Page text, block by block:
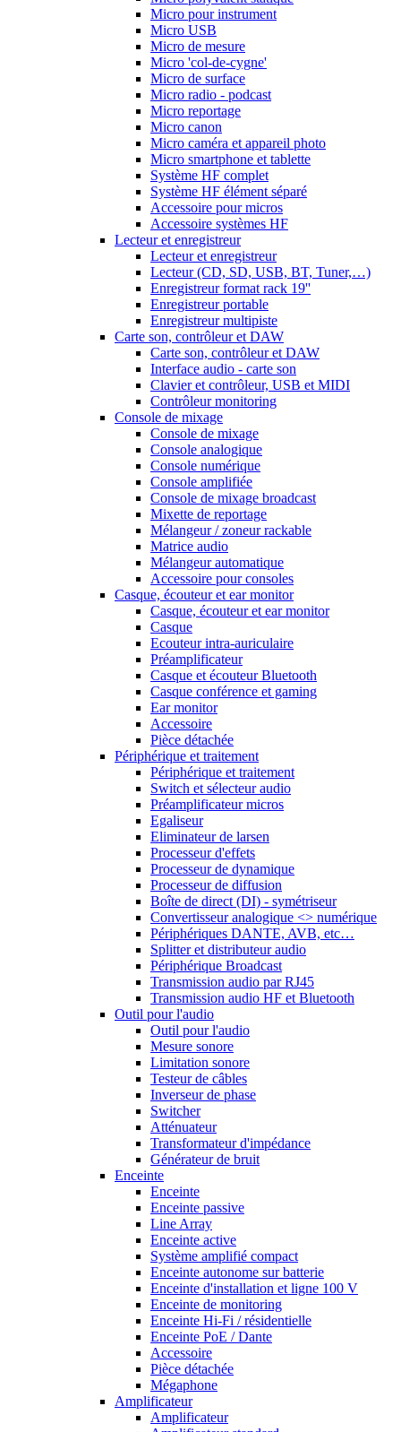
Micro pour instrument
Micro USB
Micro de mesure
Micro 'col-de-cygne'
Micro de surface
Micro radio - podcast
Micro reportage
Micro canon
Micro caméra et appareil photo
Micro smartphone et tablette
Système HF complet
Système HF élément séparé
Accessoire pour micros
Accessoire systèmes HF
Lecteur et enregistreur
Lecteur et enregistreur
Lecteur (CD, SD, USB, BT, Tuner,…)
Enregistreur format rack 19''
Enregistreur portable
Enregistreur multipiste
Carte son, contrôleur et DAW
Carte son, contrôleur et DAW
Interface audio - carte son
Clavier et contrôleur, USB et MIDI
Contrôleur monitoring
Console de mixage
Console de mixage
Console analogique
Console numérique
Console amplifiée
Console de mixage broadcast
Mixette de reportage
Mélangeur / zoneur rackable
Matrice audio
Mélangeur automatique
Accessoire pour consoles
Casque, écouteur et ear monitor
Casque, écouteur et ear monitor
Casque
Ecouteur intra-auriculaire
Préamplificateur
Casque et écouteur Bluetooth
Casque conférence et gaming
Ear monitor
Accessoire
Pièce détachée
Périphérique et traitement
Périphérique et traitement
Switch et sélecteur audio
Préamplificateur micros
Egaliseur
Eliminateur de larsen
Processeur d'effets
Processeur de dynamique
Processeur de diffusion
Boîte de direct (DI) - symétriseur
Convertisseur analogique <> numérique
Périphériques DANTE, AVB, etc…
Splitter et distributeur audio
Périphérique Broadcast
Transmission audio par RJ45
Transmission audio HF et Bluetooth
Outil pour l'audio
Outil pour l'audio
Mesure sonore
Limitation sonore
Testeur de câbles
Inverseur de phase
Switcher
Atténuateur
Transformateur d'impédance
Générateur de bruit
Enceinte
Enceinte
Enceinte passive
Line Array
Enceinte active
Système amplifié compact
Enceinte autonome sur batterie
Enceinte d'installation et ligne 100 V
Enceinte de monitoring
Enceinte Hi-Fi / résidentielle
Enceinte PoE / Dante
Accessoire
Pièce détachée
Mégaphone
Amplificateur
Amplificateur